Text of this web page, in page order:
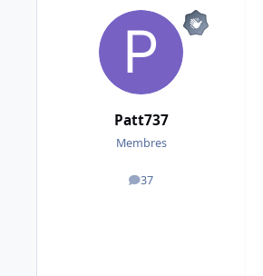
Patt737
Membres
37
messages